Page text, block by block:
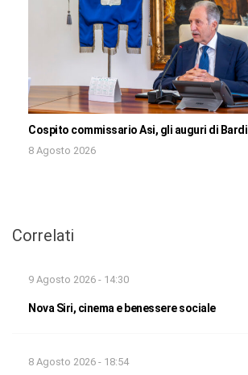
Cospito commissario Asi, gli auguri di Bardi
8 Agosto 2026
Correlati
9 Agosto 2026 - 14:30
Nova Siri, cinema e benessere sociale
8 Agosto 2026 - 18:54